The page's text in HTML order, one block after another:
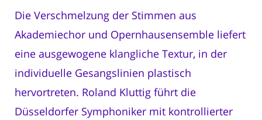
Die Verschmelzung der Stimmen aus
Akademiechor und Opernhausensemble liefert
eine ausgewogene klangliche Textur, in der
individuelle Gesangslinien plastisch
hervortreten. Roland Kluttig führt die
Düsseldorfer Symphoniker mit kontrollierter